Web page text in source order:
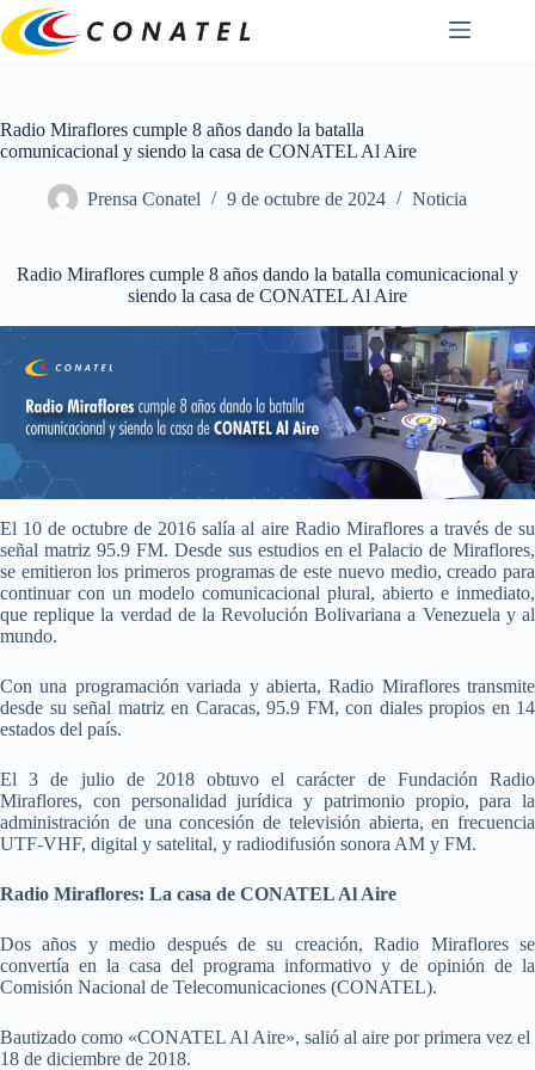
Saltar
al
contenido
Radio Miraflores cumple 8 años dando la batalla
comunicacional y siendo la casa de CONATEL Al Aire
Prensa Conatel 9 de octubre de 2024 Noticia
Radio Miraflores cumple 8 años dando la batalla comunicacional y
siendo la casa de CONATEL Al Aire
El 10 de octubre de 2016 salía al aire Radio Miraflores a través de su
señal matriz 95.9 FM. Desde sus estudios en el Palacio de Miraflores,
se emitieron los primeros programas de este nuevo medio, creado para
continuar con un modelo comunicacional plural, abierto e inmediato,
que replique la verdad de la Revolución Bolivariana a Venezuela y al
mundo.
Con una programación variada y abierta, Radio Miraflores transmite
desde su señal matriz en Caracas, 95.9 FM, con diales propios en 14
estados del país.
El 3 de julio de 2018 obtuvo el carácter de Fundación Radio
Miraflores, con personalidad jurídica y patrimonio propio, para la
administración de una concesión de televisión abierta, en frecuencia
UTF-VHF, digital y satelital, y radiodifusión sonora AM y FM.
Radio Miraflores: La casa de CONATEL Al Aire
Dos años y medio después de su creación, Radio Miraflores se
convertía en la casa del programa informativo y de opinión de la
Comisión Nacional de Telecomunicaciones (CONATEL).
Bautizado como «CONATEL Al Aire», salió al aire por primera vez el
18 de diciembre de 2018.